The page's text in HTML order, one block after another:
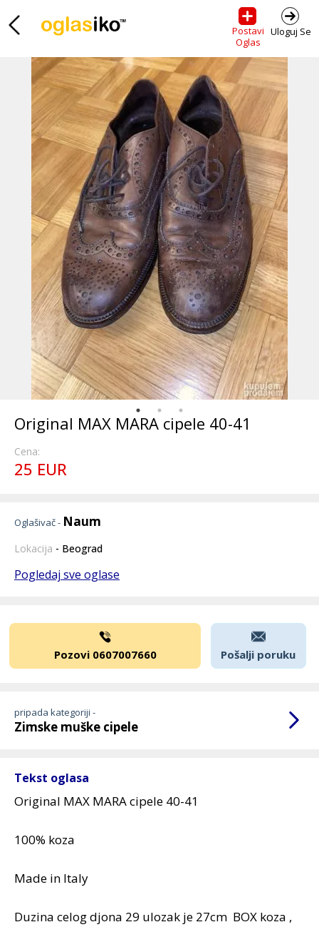
Postavi
Oglas
Uloguj Se
Original MAX MARA cipele 40-41
Cena:
25 EUR
Oglašivač - Naum
Lokacija - Beograd
Pogledaj sve oglase
Pozovi 0607007660 Pošalji poruku
pripada kategoriji -
Zimske muške cipele
Tekst oglasa
Original MAX MARA cipele 40-41
100% koza
Made in Italy
Duzina celog djona 29 ulozak je 27cm BOX koza ,